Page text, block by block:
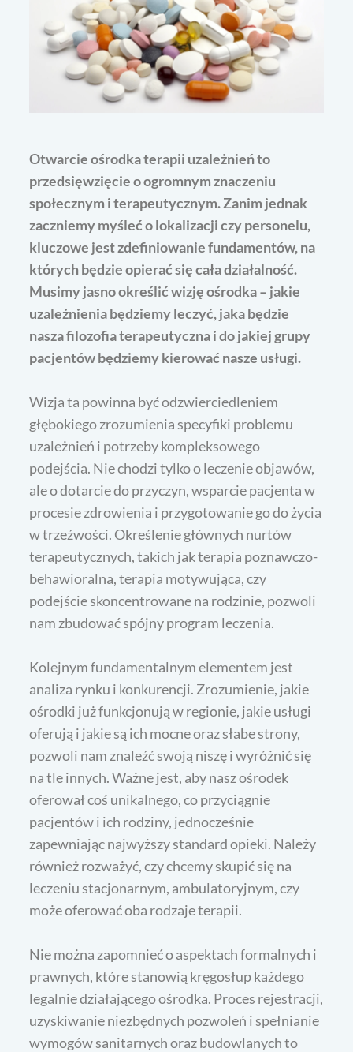
Otwarcie ośrodka terapii uzależnień to
przedsięwzięcie o ogromnym znaczeniu
społecznym i terapeutycznym. Zanim jednak
zaczniemy myśleć o lokalizacji czy personelu,
kluczowe jest zdefiniowanie fundamentów, na
których będzie opierać się cała działalność.
Musimy jasno określić wizję ośrodka – jakie
uzależnienia będziemy leczyć, jaka będzie
nasza filozofia terapeutyczna i do jakiej grupy
pacjentów będziemy kierować nasze usługi.
Wizja ta powinna być odzwierciedleniem
głębokiego zrozumienia specyfiki problemu
uzależnień i potrzeby kompleksowego
podejścia. Nie chodzi tylko o leczenie objawów,
ale o dotarcie do przyczyn, wsparcie pacjenta w
procesie zdrowienia i przygotowanie go do życia
w trzeźwości. Określenie głównych nurtów
terapeutycznych, takich jak terapia poznawczo-
behawioralna, terapia motywująca, czy
podejście skoncentrowane na rodzinie, pozwoli
nam zbudować spójny program leczenia.
Kolejnym fundamentalnym elementem jest
analiza rynku i konkurencji. Zrozumienie, jakie
ośrodki już funkcjonują w regionie, jakie usługi
oferują i jakie są ich mocne oraz słabe strony,
pozwoli nam znaleźć swoją niszę i wyróżnić się
na tle innych. Ważne jest, aby nasz ośrodek
oferował coś unikalnego, co przyciągnie
pacjentów i ich rodziny, jednocześnie
zapewniając najwyższy standard opieki. Należy
również rozważyć, czy chcemy skupić się na
leczeniu stacjonarnym, ambulatoryjnym, czy
może oferować oba rodzaje terapii.
Nie można zapomnieć o aspektach formalnych i
prawnych, które stanowią kręgosłup każdego
legalnie działającego ośrodka. Proces rejestracji,
uzyskiwanie niezbędnych pozwoleń i spełnianie
wymogów sanitarnych oraz budowlanych to